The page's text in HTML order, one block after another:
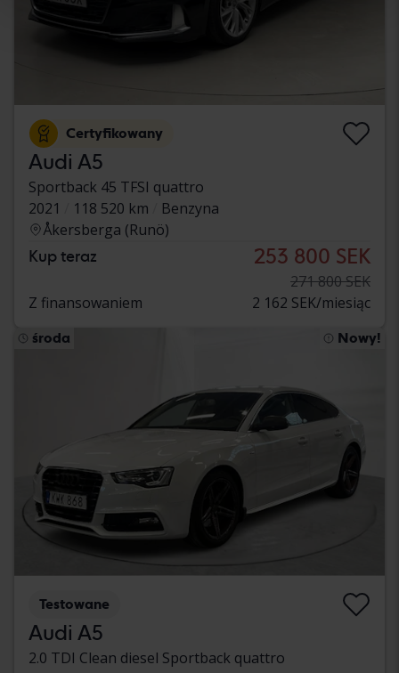
Certyfikowany
Audi A5
Sportback 45 TFSI quattro
2021
118 520 km
Benzyna
Åkersberga (Runö)
Kup teraz 253 800 SEK
271 800 SEK
Z finansowaniem
2 162 SEK/miesiąc
środa Nowy!
Testowane
Audi A5
2.0 TDI Clean diesel Sportback quattro